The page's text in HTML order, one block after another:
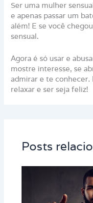
Ser uma mulher
e apenas passar um
além! E se você
sensual.
Agora é só usar e
mostre interesse, se
admirar e te conhecer.
relaxar e ser seja feliz!
Posts